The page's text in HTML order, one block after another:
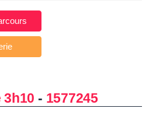
3h10 - 1577245